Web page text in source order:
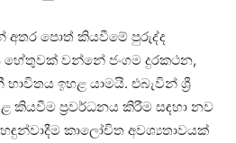
අතර පොත් කියවීමේ පුරුද්ද
හේතුවක් වන්නේ ජංගම දුරකථන,
ඉහළ යාමයි. එබැවින් ශ්‍රී
කියවීම ප්‍රවර්ධනය කිරීම සඳහා නව
කාලෝචිත අවශ්‍යතාවයක්